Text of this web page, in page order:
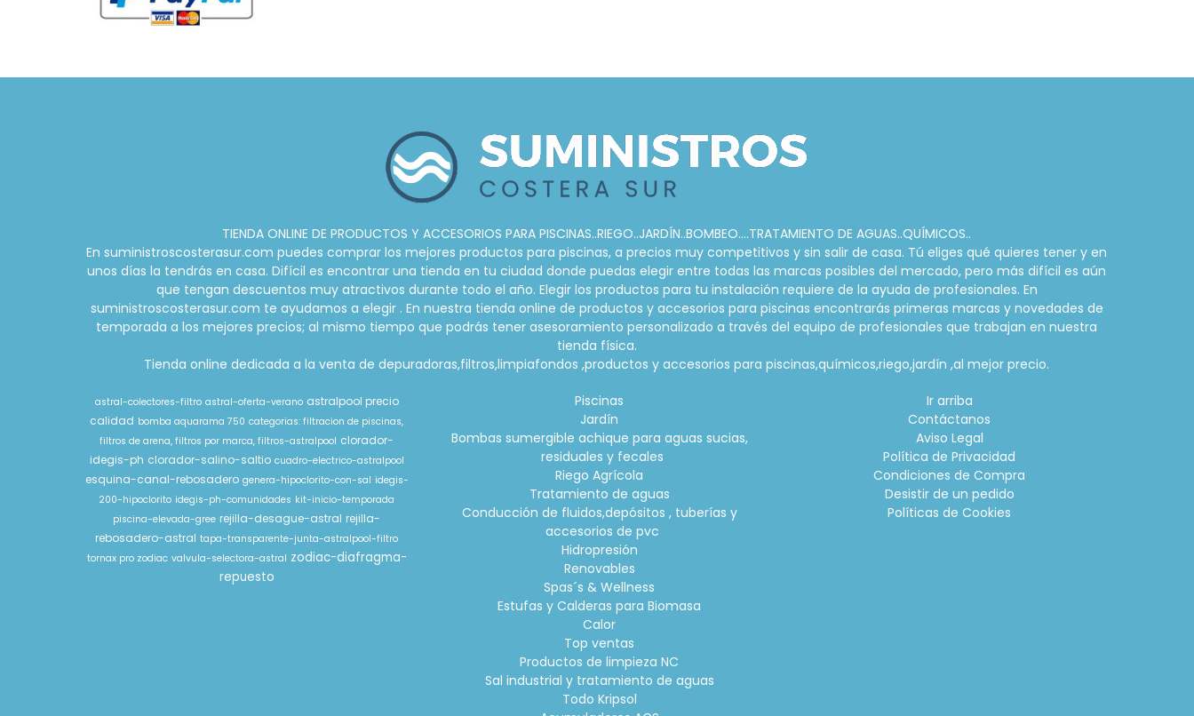
TIENDA ONLINE DE PRODUCTOS Y ACCESORIOS PARA PISCINAS..RIEGO..JARDÍN..BOMBEO....TRATAMIENTO DE AGUAS..QUÍMICOS..
En suministroscosterasur.com puedes comprar los mejores productos para piscinas, a precios muy competitivos y sin salir de casa. Tú eliges qué quieres tener y en
unos días la tendrás en casa. Difícil es encontrar una tienda en tu ciudad donde puedas elegir entre todas las marcas posibles del mercado, pero más difícil es aún
que tengan descuentos muy atractivos durante todo el año. Elegir los productos para tu instalación requiere de la ayuda de profesionales. En
suministroscosterasur.com te ayudamos a elegir . En nuestra tienda online de productos y accesorios para piscinas encontrarás primeras marcas y novedades de
temporada a los mejores precios; al mismo tiempo que podrás tener asesoramiento personalizado a través del equipo de profesionales que trabajan en nuestra
tienda física.
Tienda online dedicada a la venta de depuradoras,filtros,limpiafondos ,productos y accesorios para piscinas,químicos,riego,jardín ,al mejor precio.
astral-colectores-filtro astral-oferta-verano astralpool precio
calidad bomba aquarama 750 categorias: filtracion de piscinas,
filtros de arena, filtros por marca, filtros-astralpool clorador-
idegis-ph clorador-salino-saltio cuadro-electrico-astralpool
esquina-canal-rebosadero genera-hipoclorito-con-sal idegis-
200-hipoclorito idegis-ph-comunidades kit-inicio-temporada
piscina-elevada-gree rejilla-desague-astral rejilla-
rebosadero-astral tapa-transparente-junta-astralpool-filtro
tornax pro zodiac valvula-selectora-astral zodiac-diafragma-
repuesto
Piscinas
Jardín
Bombas sumergible achique para aguas sucias,
residuales y fecales
Riego Agrícola
Tratamiento de aguas
Conducción de fluidos,depósitos , tuberías y
accesorios de pvc
Hidropresión
Renovables
Spas´s & Wellness
Estufas y Calderas para Biomasa
Calor
Top ventas
Productos de limpieza NC
Sal industrial y tratamiento de aguas
Todo Kripsol
Ir arriba
Contáctanos
Aviso Legal
Política de Privacidad
Condiciones de Compra
Desistir de un pedido
Políticas de Cookies